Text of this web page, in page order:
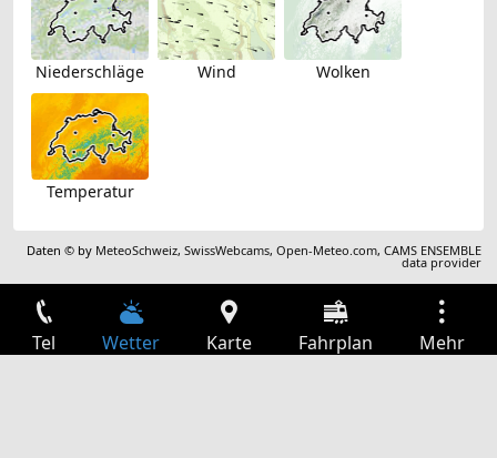
Niederschläge Wind Wolken
Temperatur
Daten © by MeteoSchweiz,SwissWebcams,Open-Meteo.com,CAMS ENSEMBLE
data provider
Tel Wetter Karte Fahrplan Mehr